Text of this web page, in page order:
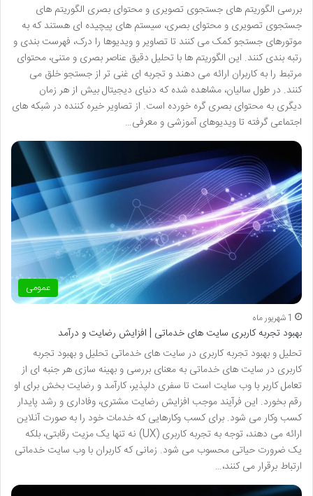
بررسی الگوریتم های جستجوی تصویری و محتوای بصری الگوریتم های
جستجوی تصویری و محتوای بصری، سیستم های پیچیده ای هستند که به
موتورهای جستجو کمک می کنند تا تصاویر و ویدیوها را درک، فهرست بندی و
رتبه بندی کنند. این الگوریتم ها با تحلیل دقیق عناصر بصری و متنی، محتوای
مرتبط را به کاربران ارائه می دهند و تجربه ای غنی تر از جستجو خلق می
کنند. در طول سالیان، مشاهده شده که دنیای دیجیتال بیش از هر زمان
دیگری به محتوای بصری گره خورده است. از تصاویر خیره کننده در شبکه های
اجتماعی گرفته تا ویدیوهای آموزشی و معرفی…
عمومی
1 شهریور ماه
بهبود تجربه کاربری سایت های خدماتی | افزایش رضایت و درآمد
تحلیل و بهبود تجربه کاربری در سایت های خدماتی تحلیل و بهبود تجربه
کاربری در سایت های خدماتی به معنای بررسی و بهینه سازی هر جنبه ای از
تعامل کاربر با وب سایت است تا سفری دلپذیر، کارآمد و رضایت بخش برای او
رقم بخورد. این فرآیند موجب افزایش رضایت مشتری، وفاداری و رشد پایدار
کسب وکار می شود. برای کسب وکارهایی که خدمات خود را به صورت آنلاین
ارائه می دهند، توجه به تجربه کاربری (UX) نه تنها یک مزیت رقابتی، بلکه
یک ضرورت حیاتی محسوب می شود. زمانی که کاربران با وب سایت خدماتی
ارتباط برقرار می کنند،…